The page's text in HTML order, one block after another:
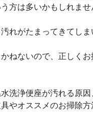
方は多いかもしれませ
れがたまってきてしま
ねないので、正しくお
洗浄便座が汚れる原因
やオススメのお掃除